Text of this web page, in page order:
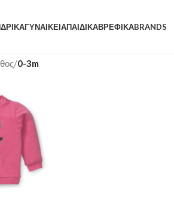
ΓΥΝΑΙΚΕΊΑΠΑΙΔΙΚΆΒΡΕΦΙΚΆBRANDS
/0-3m